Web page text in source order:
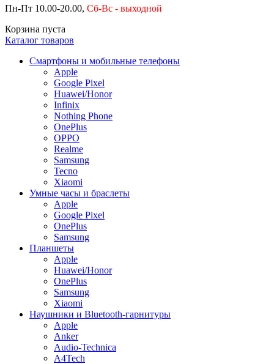
Пн-Пт 10.00-20.00, Сб-Вс - выходной
Корзина пуста
Каталог товаров
Смартфоны и мобильные телефоны
Apple
Google Pixel
Huawei/Honor
Infinix
Nothing Phone
OnePlus
OPPO
Realme
Samsung
Tecno
Xiaomi
Умные часы и браслеты
Apple
Google Pixel
OnePlus
Samsung
Планшеты
Apple
Huawei/Honor
OnePlus
Samsung
Xiaomi
Наушники и Bluetooth-гарнитуры
Apple
Anker
Audio-Technica
A4Tech